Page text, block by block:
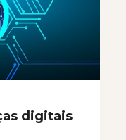
digitais